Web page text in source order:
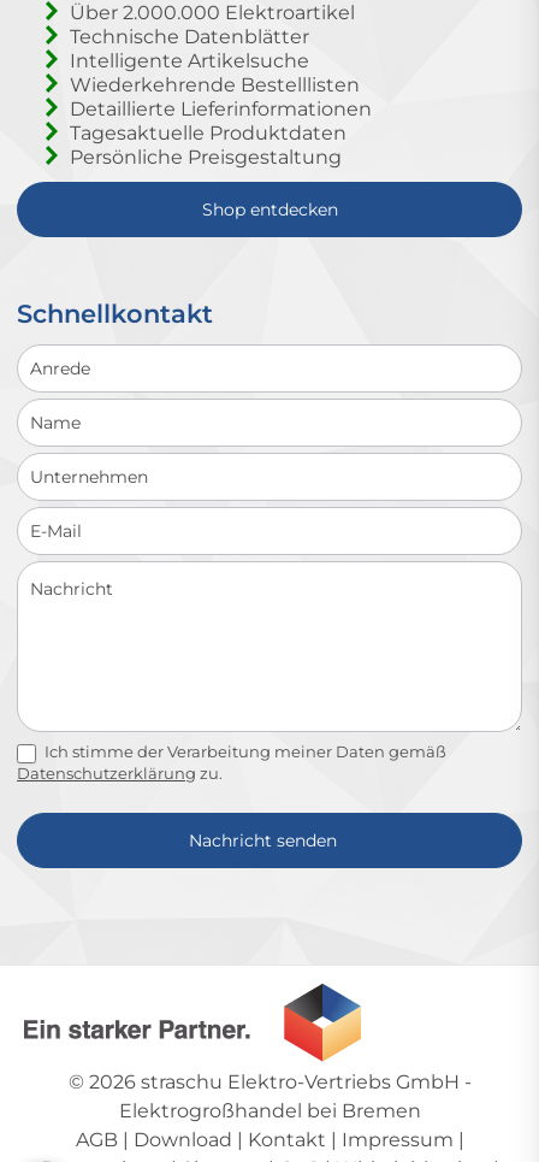
Über 2.000.000 Elektroartikel
Technische Datenblätter
Intelligente Artikelsuche
Wiederkehrende Bestelllisten
Detaillierte Lieferinformationen
Tagesaktuelle Produktdaten
Persönliche Preisgestaltung
Shop entdecken
Schnellkontakt
Schnellkontakt
Ich stimme der Verarbeitung meiner Daten gemäß
Datenschutzerklärung zu.
Nachricht senden
© 2026 straschu Elektro-Vertriebs GmbH -
Elektrogroßhandel bei Bremen
AGB | Download | Kontakt | Impressum |